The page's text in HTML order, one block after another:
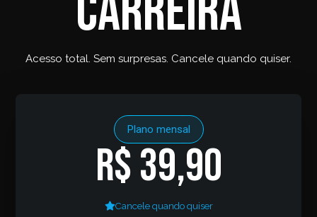
Acesso total. Sem surpresas. Cancele quando quiser.
Plano mensal
R$ 39,90
Cancele quando quiser